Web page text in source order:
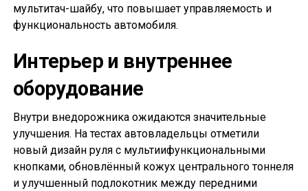
мультитач-шайбу, что повышает управляемость и
функциональность автомобиля.
Интерьер и внутреннее
оборудование
Внутри внедорожника ожидаются значительные
улучшения. На тестах автовладельцы отметили
новый дизайн руля с мультиифункциональными
кнопками, обновлённый кожух центрального тоннеля
и улучшенный подлокотник между передними